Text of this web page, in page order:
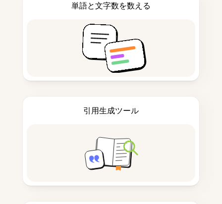
単語と文字数を数える
引用生成ツール